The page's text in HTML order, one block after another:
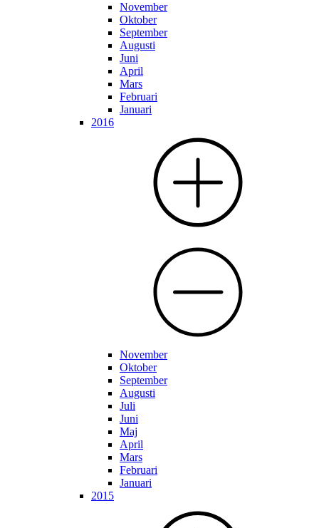
November
Oktober
September
Augusti
Juni
April
Mars
Februari
Januari
2016
November
Oktober
September
Augusti
Juli
Juni
Maj
April
Mars
Februari
Januari
2015